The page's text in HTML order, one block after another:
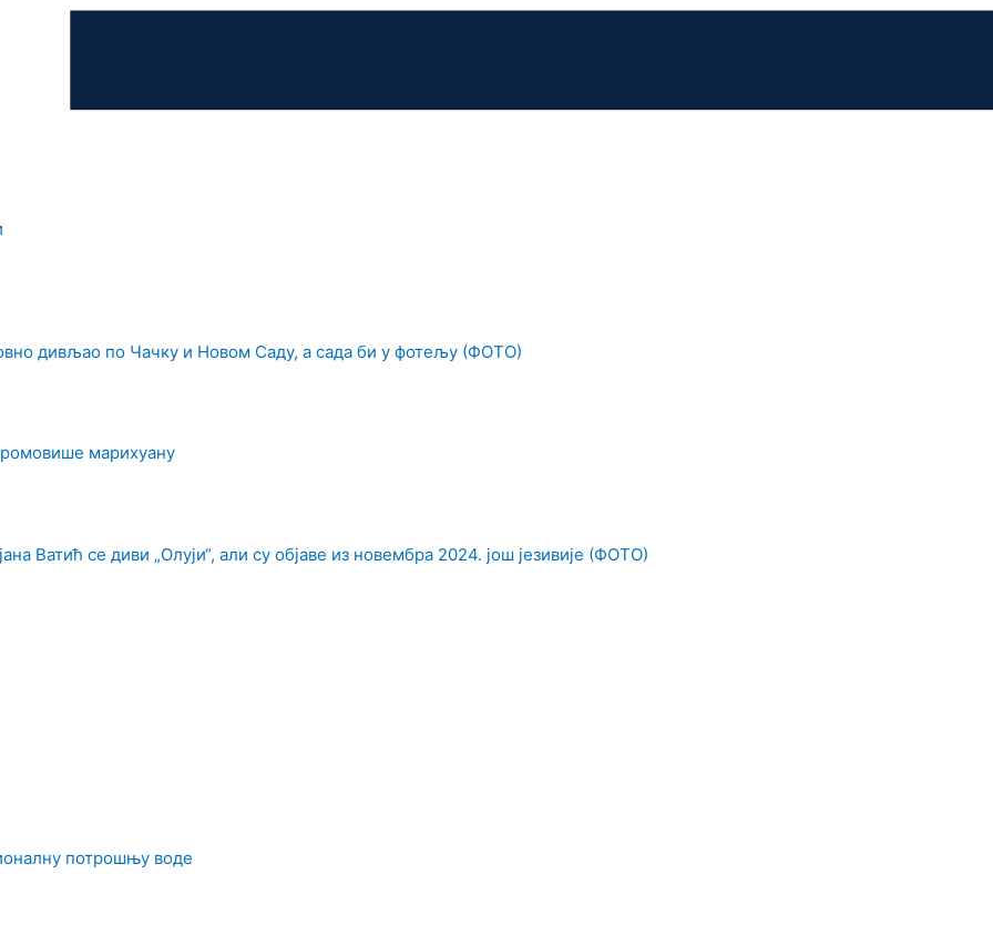
дивљао по Чачку и Новом Саду, а сада би у фотељу (ФОТО)
марихуану
Ватић се диви „Олуји“, али су објаве из новембра 2024. још језивије (ФОТО)
потрошњу воде